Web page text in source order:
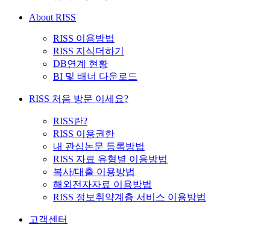
About RISS
RISS 이용방법
RISS 지식더하기
DB연계 현황
BI 및 배너 다운로드
RISS 처음 방문 이세요?
RISS란?
RISS 이용권한
내 관심논문 등록방법
RISS 자료 유형별 이용방법
복사/대출 이용방법
해외전자자료 이용방법
RISS 정보취약계층 서비스 이용방법
고객센터